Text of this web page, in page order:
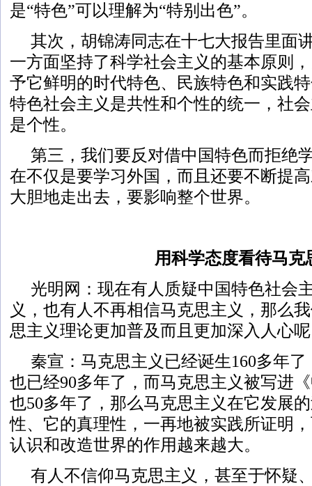
是“特色”可以理解为“特别出色”。
其次，胡锦涛同志在十七大报告里面
一方面坚持了科学社会主义的基本原则
予它鲜明的时代特色、民族特色和实践
特色社会主义是共性和个性的统一，社
是个性。
第三，我们要反对借中国特色而拒绝
在不仅是要学习外国，而且还要不断提
大胆地走出去，要影响整个世界。
用科学态度看待马克
光明网：现在有人质疑中国特色社会
义，也有人不再相信马克思主义，那么
思主义理论更加普及而且更加深入人心
秦宣：马克思主义已经诞生160多年
也已经90多年了，而马克思主义被写进
也50多年了，那么马克思主义在它发展
性、它的真理性，一再地被实践所证明
认识和改造世界的作用越来越大。
有人不信仰马克思主义，甚至于怀疑